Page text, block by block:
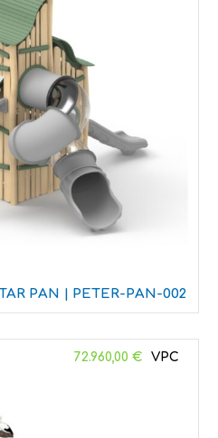
PAN | PETER-PAN-002
72.960,00 €